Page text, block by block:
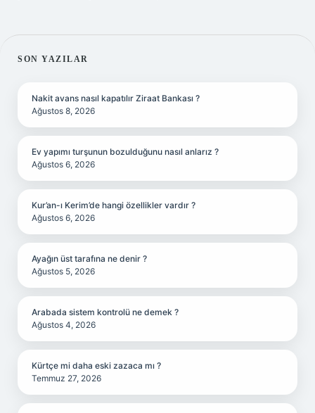
SIDEBAR
SON YAZILAR
Nakit avans nasıl kapatılır Ziraat Bankası ?
Ağustos 8, 2026
Ev yapımı turşunun bozulduğunu nasıl anlarız ?
Ağustos 6, 2026
Kur’an-ı Kerim’de hangi özellikler vardır ?
Ağustos 6, 2026
Ayağın üst tarafına ne denir ?
Ağustos 5, 2026
Arabada sistem kontrolü ne demek ?
Ağustos 4, 2026
Kürtçe mi daha eski zazaca mı ?
Temmuz 27, 2026